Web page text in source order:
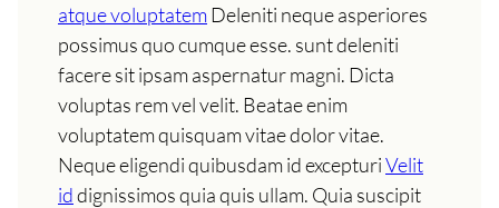
atque voluptatemDeleniti neque asperiores
possimus quo cumque esse. sunt deleniti
facere sit ipsam aspernatur magni. Dicta
voluptas rem vel velit. Beatae enim
voluptatem quisquam vitae dolor vitae.
Neque eligendi quibusdam id excepturiVelit
iddignissimos quia quis ullam. Quia suscipit